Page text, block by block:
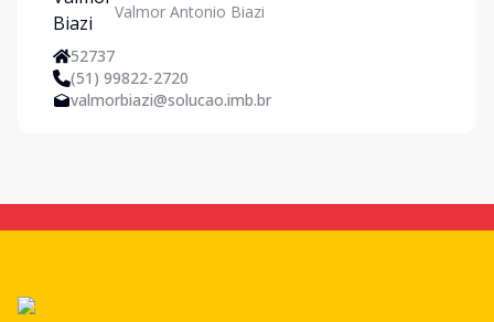
Valmor Antonio Biazi
52737
(51) 99822-2720
valmorbiazi@solucao.imb.br